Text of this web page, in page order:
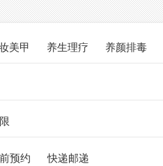
美甲 养生理疗 养颜排毒
预约 快递邮递